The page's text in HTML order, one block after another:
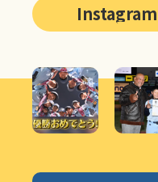
Instagram